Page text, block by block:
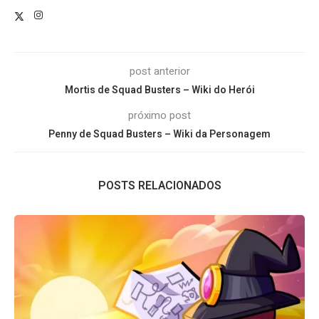
post anterior
Mortis de Squad Busters – Wiki do Herói
próximo post
Penny de Squad Busters – Wiki da Personagem
POSTS RELACIONADOS